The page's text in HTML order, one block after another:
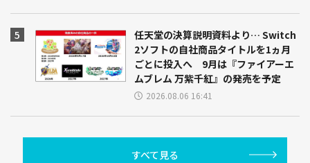
任天堂の決算説明資料より… Switch
2ソフトの自社商品タイトルを1ヵ月
ごとに投入へ 9月は『ファイアーエ
ムブレム 万紫千紅』の発売を予定
2026.08.06 16:41
すべて見る